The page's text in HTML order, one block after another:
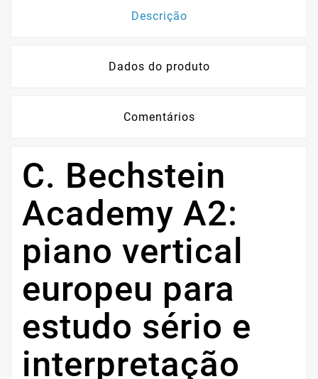
Descrição
Dados do produto
Comentários
C. Bechstein
Academy A2:
piano vertical
europeu para
estudo sério e
interpretação